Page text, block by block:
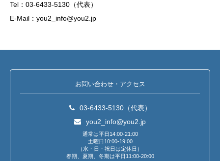
Tel：03-6433-5130（代表）
E-Mail：you2_info@you2.jp
お問い合わせ・アクセス
03-6433-5130（代表）
you2_info@you2.jp
通常は平日14:00-21:00
土曜日10:00-19:00
（水・日・祝日は定休日）
春期、夏期、冬期は平日11:00-20:00